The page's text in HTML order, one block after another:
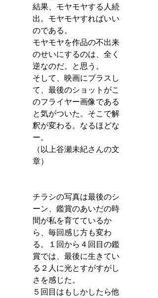
結果、モヤモヤする人続
出。モヤモヤすればいい
のである。
モヤモヤを作品の不出来
のせいにするのは、全く
逆なのだ。と思う。
そして、映画にプラスし
て、最後のショットがこ
のフライヤー画像である
と気がついた。そこで解
釈が変わる。なるほどな
ー。
（以上谷瀬未紀さんの文
章）
チラシの写真は最後のシ
ーン、鑑賞のあいだの時
間が私を育てているか
ら、毎回感じ方も変わ
る。１回から４回目の鑑
賞では、最後に生きてい
る２人に光とすがすがし
さを感じた。
５回目はもしかしたら他